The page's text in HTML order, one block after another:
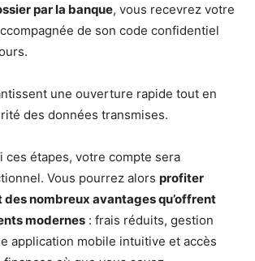
par la banque, vous recevrez votre
de son code confidentiel
une ouverture rapide tout en
des données transmises.
ces étapes, votre compte sera
Vous pourrez alors profiter
nombreux avantages qu’offrent
modernes : frais réduits, gestion
application mobile intuitive et accès